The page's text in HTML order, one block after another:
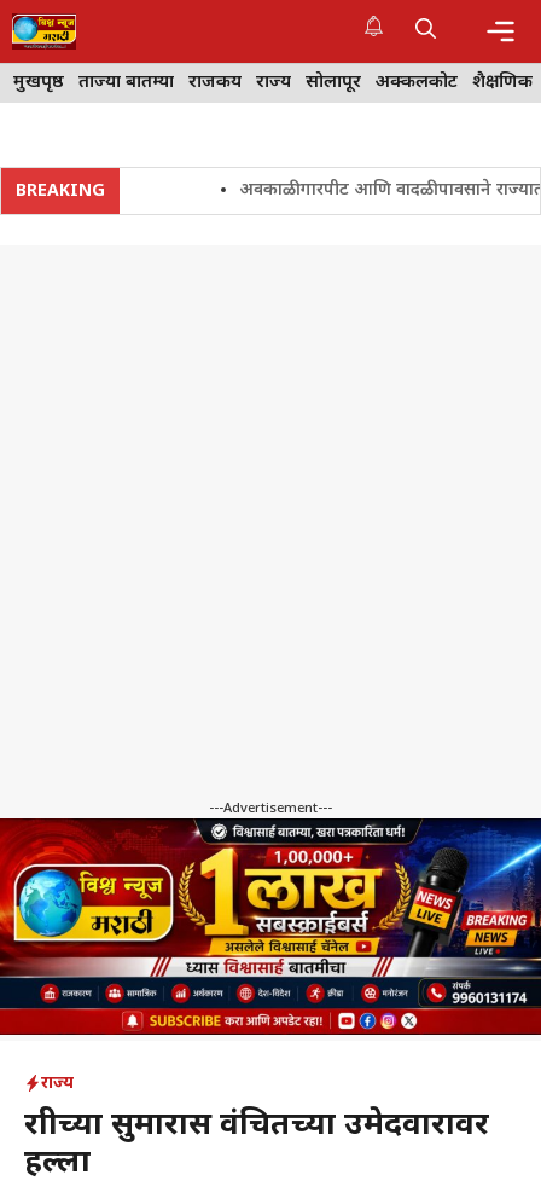
Skip
to
content
मुखपृष्ठ ताज्या बातम्या राजकीय राज्य सोलापूर अक्कलकोट शैक्षणिक
BREAKING अवकाळी गारपीट आणि वादळी पावसाने
---Advertisement---
राज्य
रात्रीच्या सुमारास वंचितच्या उमेदवारावर
हल्ला